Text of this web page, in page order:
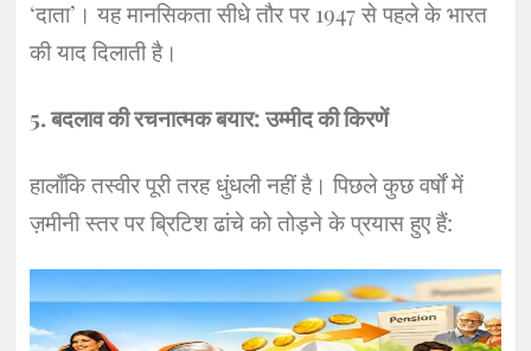
‘दाता’। यह मानसिकता सीधे तौर पर 1947 से पहले के भारत
की याद दिलाती है।
​5. बदलाव की रचनात्मक बयार: उम्मीद की किरणें
​हालाँकि तस्वीर पूरी तरह धुंधली नहीं है। पिछले कुछ वर्षों में
ज़मीनी स्तर पर ब्रिटिश ढांचे को तोड़ने के प्रयास हुए हैं: